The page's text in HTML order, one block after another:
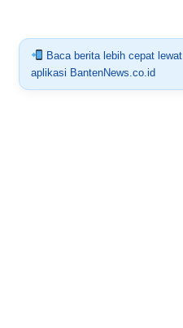
Baca berita lebih cepat lewat
aplikasi BantenNews.co.id